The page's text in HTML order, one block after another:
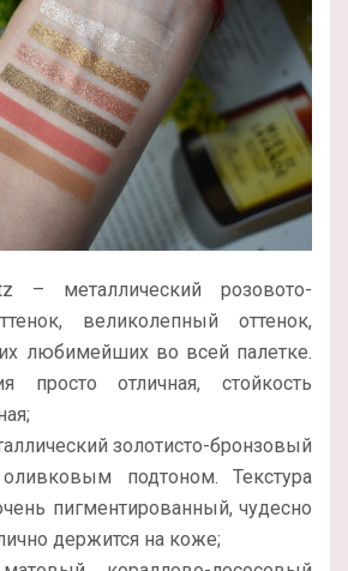
– металлический розовото-
великолепный оттенок,
любимейших во всей палетке.
просто отличная, стойкость
золотисто-бронзовый
подтоном. Текстура
пигментированный, чудесно
держится на коже;